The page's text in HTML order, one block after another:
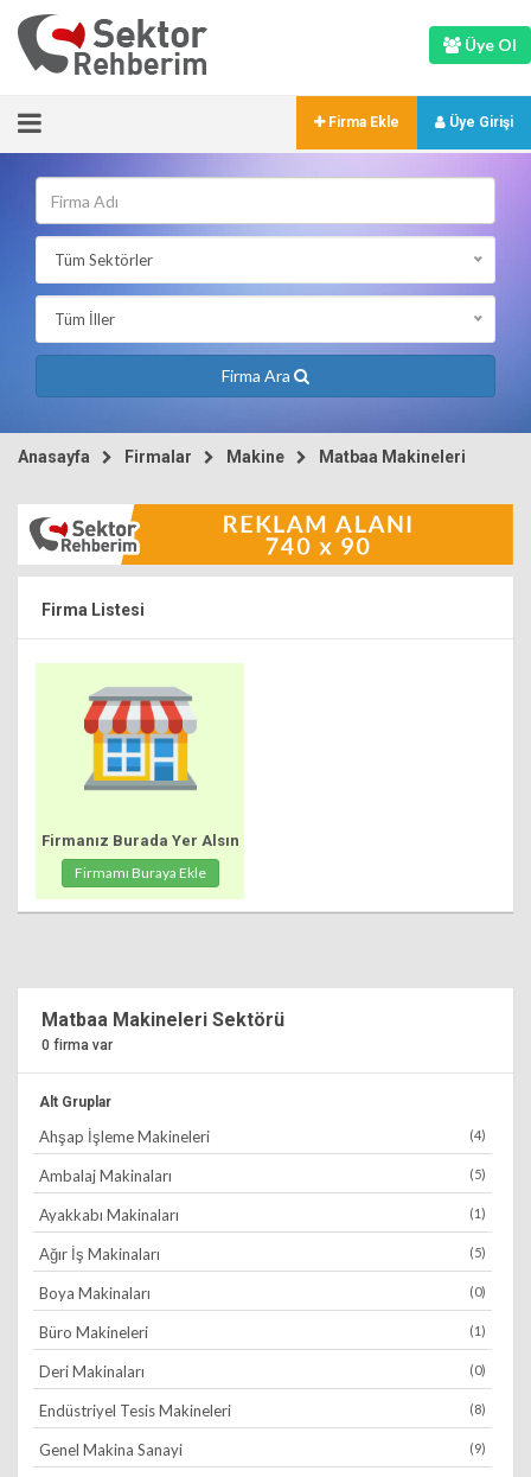
Üye Ol
Üye Girişi
Firma Ekle
Tüm Sektörler
Tüm İller
Firma Ara
Anasayfa Firmalar Makine Matbaa Makineleri
Firma Listesi
Firmanız Burada Yer Alsın
Firmamı Buraya Ekle
Matbaa Makineleri Sektörü
0 firma var
Alt Gruplar
Ahşap İşleme Makineleri (4)
Ambalaj Makinaları (5)
Ayakkabı Makinaları (1)
Ağır İş Makinaları (5)
Boya Makinaları (0)
Büro Makineleri (1)
Deri Makinaları (0)
Endüstriyel Tesis Makineleri (8)
Genel Makina Sanayi (9)